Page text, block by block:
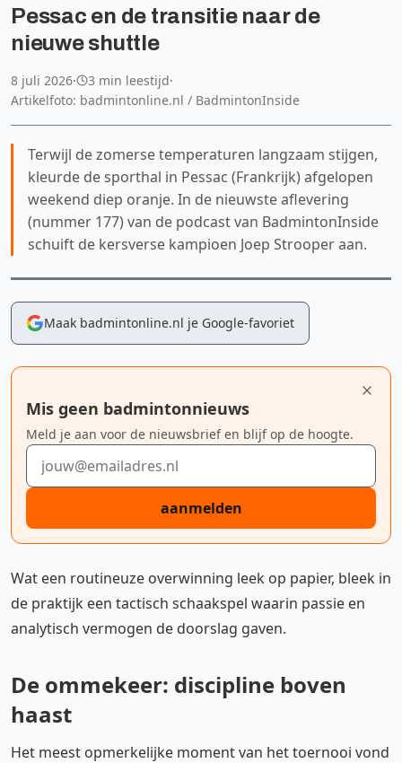
Pessac en de transitie naar de
nieuwe shuttle
8 juli 2026· 3 min leestijd·
Artikelfoto: badmintonline.nl / BadmintonInside
Terwijl de zomerse temperaturen langzaam stijgen,
kleurde de sporthal in Pessac (Frankrijk) afgelopen
weekend diep oranje. In de nieuwste aflevering
(nummer 177) van de podcast van BadmintonInside
schuift de kersverse kampioen Joep Strooper aan.
Maak badmintonline.nl je Google-favoriet
Mis geen badmintonnieuws
Meld je aan voor de nieuwsbrief en blijf op de hoogte.
E-mailadres
aanmelden
Wat een routineuze overwinning leek op papier, bleek in
de praktijk een tactisch schaakspel waarin passie en
analytisch vermogen de doorslag gaven.
De ommekeer: discipline boven
haast
Het meest opmerkelijke moment van het toernooi vond